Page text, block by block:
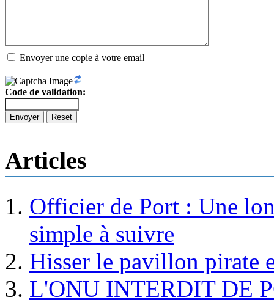
Envoyer une copie à votre email
Code de validation:
Envoyer Reset
Articles
Officier de Port : Une
simple à suivre
Hisser le pavillon pirate
L'ONU INTERDIT DE